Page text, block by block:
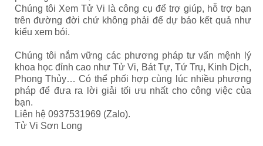
Chúng tôi Xem Tử Vi là công cụ để trợ giúp, hỗ trợ bạn
trên đường đời chứ không phải để dự báo kết quả như
kiểu xem bói.
Chúng tôi nắm vững các phương pháp tư vấn mệnh lý
khoa học đỉnh cao như Tử Vi, Bát Tự, Tứ Trụ, Kinh Dịch,
Phong Thủy… Có thể phối hợp cùng lúc nhiều phương
pháp để đưa ra lời giải tối ưu nhất cho công việc của
bạn.
Liên hệ 0937531969 (Zalo).
Tử Vi Sơn Long